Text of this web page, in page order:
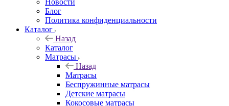
Новости
Блог
Политика конфиденциальности
Каталог
Назад
Каталог
Матрасы
Назад
Матрасы
Беспружинные матрасы
Детские матрасы
Кокосовые матрасы